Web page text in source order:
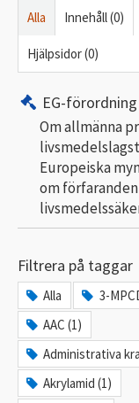
Alla Innehåll (0)
Hjälpsidor (0)
EG-
Om allmänna
Europeiska
om
Filtrera på taggar
Alla
3-
AAC (1)
Administrativa
Akrylamid (1)